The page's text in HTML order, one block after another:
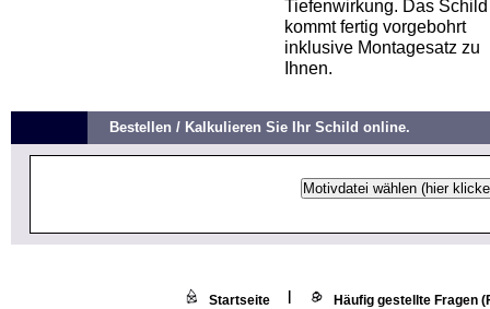
Tiefenwirkung. Das Schild
kommt fertig vorgebohrt
inklusive Montagesatz zu
Ihnen.
Bestellen / Kalkulieren Sie Ihr Schild online.
Startseite Häufig gestellte Fragen